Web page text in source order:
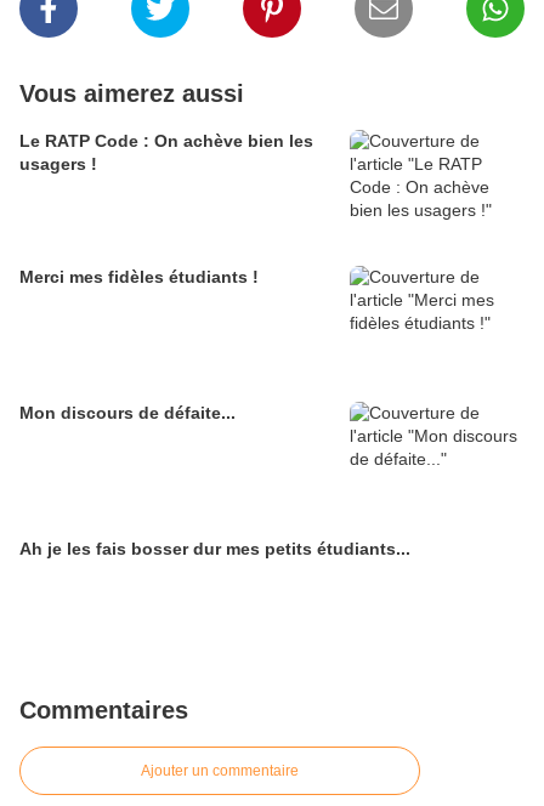
Vous aimerez aussi
Le RATP Code : On achève bien les
usagers !
Merci mes fidèles étudiants !
Mon discours de défaite...
Ah je les fais bosser dur mes petits étudiants...
Commentaires
Ajouter un commentaire